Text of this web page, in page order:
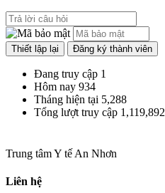
Đang truy cập 1
Hôm nay 934
Tháng hiện tại 5,288
Tổng lượt truy cập 1,119,892
Trung tâm Y tế An Nhơn
Liên hệ